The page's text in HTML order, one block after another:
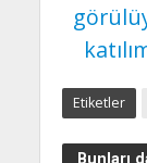
Etiketler
Bunları